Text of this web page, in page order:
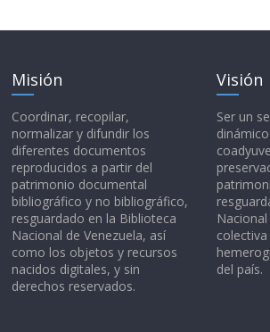
Misión
Coordinar, recopilar,
normalizar y difundir los
diferentes documentos
reproducidos a partir del
patrimonio documental
bibliográfico y no bibliográfico,
resguardado en la Biblioteca
Nacional de Venezuela, así
como los objetos y recursos
nacidos digitales, y sin
derechos reservados.
Visión
Ser un
del país.